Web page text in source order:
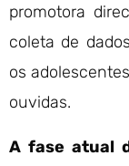
promotora
coleta de
os
ouvidas.
A fase atual